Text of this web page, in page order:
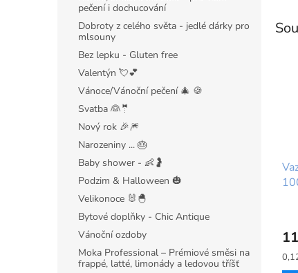
pečení i dochucování
Dobroty z celého světa - jedlé dárky pro
mlsouny
Bez lepku - Gluten free
Valentýn 💘💕
Vánoce/Vánoční pečení 🎄 🍪
Svatba 👰🤵
Nový rok 🎉🎆
Narozeniny ... 🎂
Baby shower - 👶🤰
Podzim & Halloween 🎃
Velikonoce 🐰🐣
Bytové doplňky - Chic Antique
Vánoční ozdoby
Moka Professional – Prémiové směsi na
frappé, latté, limonády a ledovou tříšť